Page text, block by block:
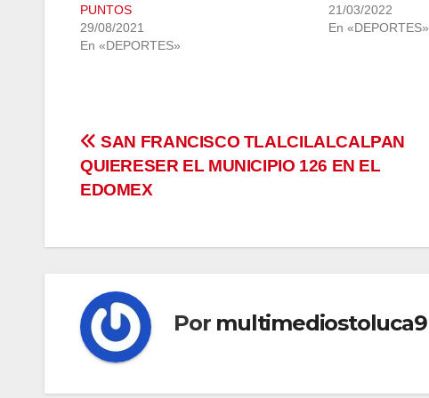
PUNTOS
29/08/2021
En «DEPORTES»
21/03/2022
En «DEPORTES»
Navegación
de
SAN FRANCISCO TLALCILALCALPAN
QUIERESER EL MUNICIPIO 126 EN EL
EDOMEX
Por multimediostoluca9